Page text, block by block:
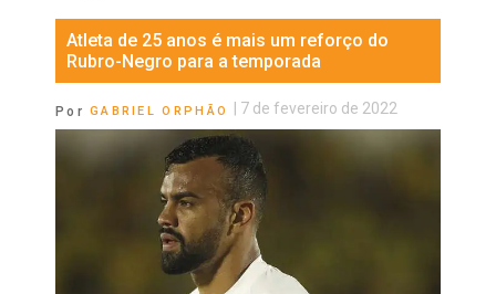
Atleta de 25 anos é mais um reforço do
Rubro-Negro para a temporada
Por GABRIEL ORPHÃO 7 de fevereiro de 2022